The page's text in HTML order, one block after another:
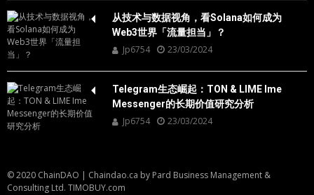
从技术与数据视角，看Solana如何成为
Web3世界「流量担当」？
Jp6754 23/03/2024
Telegram生态崛起：TON & LIME Ime
Messenger的长期价值研究分析
Jp6754 23/03/2024
© 2020 ChainDAO | Chaindao.ca by Pard Business Management &
Consulting Ltd. TIMOBUY.com